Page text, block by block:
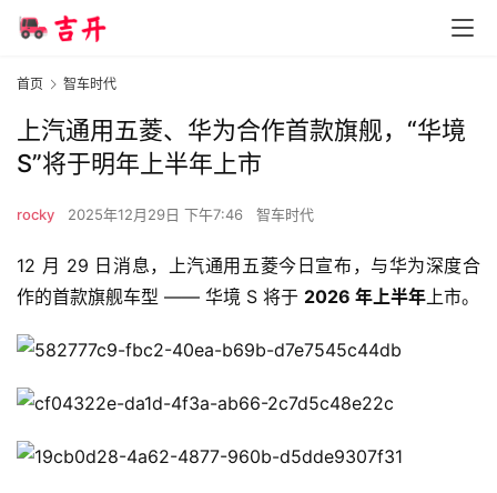
首页 智车时代
上汽通用五菱、华为合作首款旗舰，“华境
S”将于明年上半年上市
rocky 2025年12月29日 下午7:46 智车时代
12 月 29 日消息，上汽通用五菱今日宣布，与华为深度合
作的首款旗舰车型 —— 华境 S 将于 2026 年上半年上市。